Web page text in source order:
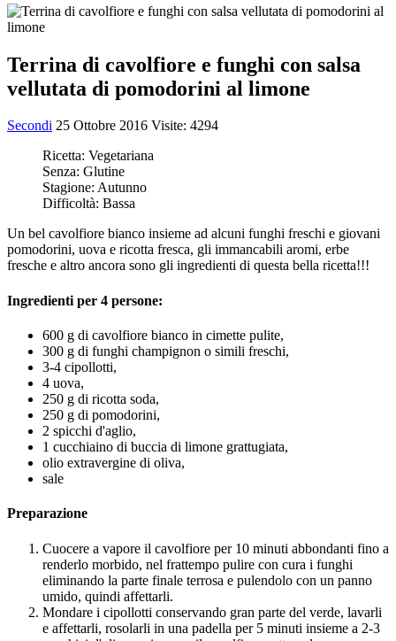
Terrina di cavolfiore e funghi con salsa
vellutata di pomodorini al limone
Secondi 25 Ottobre 2016 Visite: 4294
Ricetta: Vegetariana
Senza: Glutine
Stagione: Autunno
Difficoltà: Bassa
Un bel cavolfiore bianco insieme ad alcuni funghi freschi e giovani
pomodorini, uova e ricotta fresca, gli immancabili aromi, erbe
fresche e altro ancora sono gli ingredienti di questa bella ricetta!!!
Ingredienti per 4 persone:
600 g di cavolfiore bianco in cimette pulite,
300 g di funghi champignon o simili freschi,
3-4 cipollotti,
4 uova,
250 g di ricotta soda,
250 g di pomodorini,
2 spicchi d'aglio,
1 cucchiaino di buccia di limone grattugiata,
olio extravergine di oliva,
sale
Preparazione
Cuocere a vapore il cavolfiore per 10 minuti abbondanti fino a
renderlo morbido, nel frattempo pulire con cura i funghi
eliminando la parte finale terrosa e pulendolo con un panno
umido, quindi affettarli.
Mondare i cipollotti conservando gran parte del verde, lavarli
e affettarli, rosolarli in una padella per 5 minuti insieme a 2-3